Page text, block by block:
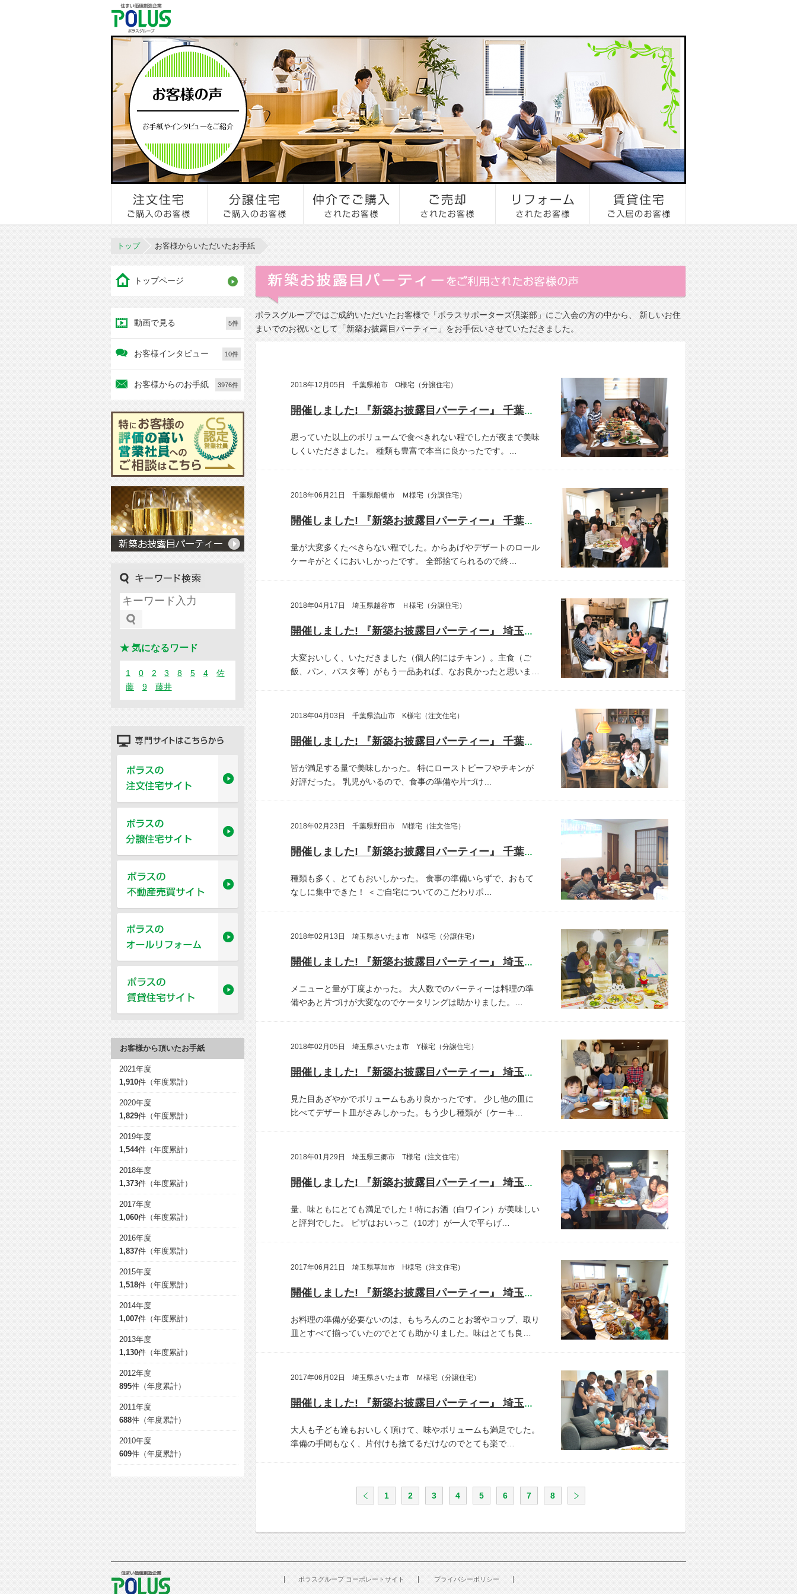
トップ お客様からいただいたお手紙
ポラスグループではご成約いただいたお客様で「ポラスサポーターズ倶楽部」にご入会の方の中から、 新しいお住
まいでのお祝いとして「新築お披露目パーティー」をお手伝いさせていただきました。
2018年12月05日 千葉県柏市 O様宅（分譲住宅）
開催しました! 『新築お披露目パーティー』 千葉県柏市 O様宅
思っていた以上のボリュームで食べきれない程でしたが夜まで美味
しくいただきました。
種類も豊富で本当に良かったです。…
2018年06月21日 千葉県船橋市 Ｍ様宅（分譲住宅）
開催しました! 『新築お披露目パーティー』 千葉県船橋市 M様宅
量が大変多くたべきらない程でした。からあげやデザートのロール
ケーキがとくにおいしかったです。
全部捨てられるので終…
2018年04月17日 埼玉県越谷市 Ｈ様宅（分譲住宅）
開催しました! 『新築お披露目パーティー』 埼玉県越谷市 H様宅
大変おいしく、いただきました（個人的にはチキン）。主食（ご
飯、パン、パスタ等）がもう一品あれば、なお良かったと思いま…
2018年04月03日 千葉県流山市 K様宅（注文住宅）
開催しました! 『新築お披露目パーティー』 千葉県流山市 K様宅
皆が満足する量で美味しかった。
特にローストビーフやチキンが
好評だった。
乳児がいるので、食事の準備や片づけ…
2018年02月23日 千葉県野田市 M様宅（注文住宅）
開催しました! 『新築お披露目パーティー』 千葉県野田市 M様宅
種類も多く、とてもおいしかった。
食事の準備いらずで、おもて
なしに集中できた！
＜ご自宅についてのこだわりポ…
2018年02月13日 埼玉県さいたま市 N様宅（分譲住宅）
開催しました! 『新築お披露目パーティー』 埼玉県さいたま市 N様宅
メニューと量が丁度よかった。
大人数でのパーティーは料理の準
備やあと片づけが大変なのでケータリングは助かりました。…
2018年02月05日 埼玉県さいたま市 Y様宅（分譲住宅）
開催しました! 『新築お披露目パーティー』 埼玉県さいたま市 Y様宅
見た目あざやかでボリュームもあり良かったです。
少し他の皿に
比べてデザート皿がさみしかった。もう少し種類が（ケーキ…
2018年01月29日 埼玉県三郷市 T様宅（注文住宅）
開催しました! 『新築お披露目パーティー』 埼玉県三郷市 T様宅
量、味ともにとても満足でした！特にお酒（白ワイン）が美味しい
と評判でした。
ピザはおいっこ（10才）が一人で平らげ…
2017年06月21日 埼玉県草加市 H様宅（注文住宅）
開催しました! 『新築お披露目パーティー』 埼玉県草加市 H様宅
お料理の準備が必要ないのは、もちろんのことお箸やコップ、取り
皿とすべて揃っていたのでとても助かりました。味はとても良…
2017年06月02日 埼玉県さいたま市 Ｍ様宅（分譲住宅）
開催しました! 『新築お披露目パーティー』 埼玉県さいたま市 Y様宅
大人も子ども達もおいしく頂けて、味やボリュームも満足でした。
準備の手間もなく、片付けも捨てるだけなのでとても楽で…
1 2 3 4 5 6 7 8
トップページ
動画で見る 5件
お客様インタビュー 10件
お客様からのお手紙 3976件
★ 気になるワード
1 0 2 3 8 5 4
佐
藤
9 藤井
お客様から頂いたお手紙
2021年度
1,910件（年度累計）
2020年度
1,829件（年度累計）
2019年度
1,544件（年度累計）
2018年度
1,373件（年度累計）
2017年度
1,060件（年度累計）
2016年度
1,837件（年度累計）
2015年度
1,518件（年度累計）
2014年度
1,007件（年度累計）
2013年度
1,130件（年度累計）
2012年度
895件（年度累計）
2011年度
688件（年度累計）
2010年度
609件（年度累計）
ポラスグループ コーポレートサイト
プライバシーポリシー